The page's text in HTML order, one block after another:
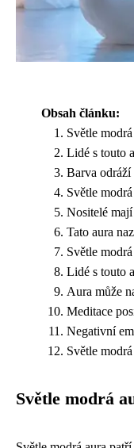
Obsah článku:
Světle
Lidé s touto
Barva
Světle
Nositelé
Tato aura
Světle
Lidé s touto
Aura může
Meditace
Negativní
Světle
Světle modrá